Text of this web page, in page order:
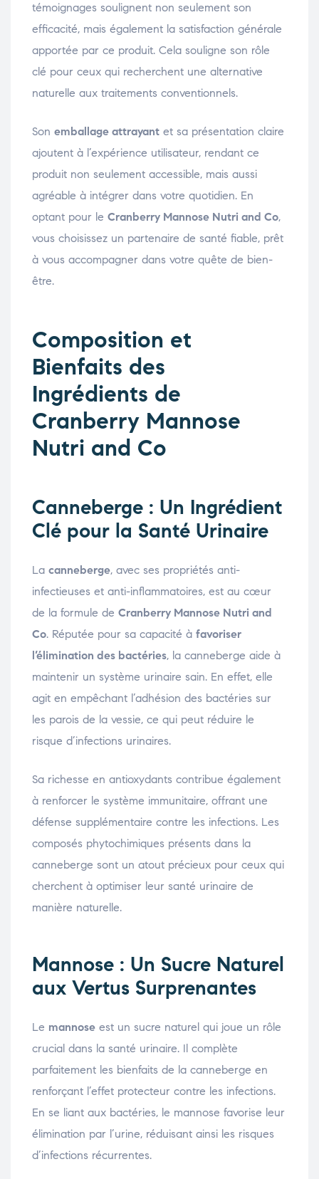
témoignages soulignent non seulement son
efficacité, mais également la satisfaction générale
apportée par ce produit. Cela souligne son rôle
clé pour ceux qui recherchent une alternative
naturelle aux traitements conventionnels.
Son emballage attrayant et sa présentation claire
ajoutent à l’expérience utilisateur, rendant ce
produit non seulement accessible, mais aussi
agréable à intégrer dans votre quotidien. En
optant pour le Cranberry Mannose Nutri and Co,
vous choisissez un partenaire de santé fiable, prêt
à vous accompagner dans votre quête de bien-
être.
Composition et
Bienfaits des
Ingrédients de
Cranberry Mannose
Nutri and Co
Canneberge : Un Ingrédient
Clé pour la Santé Urinaire
La canneberge, avec ses propriétés anti-
infectieuses et anti-inflammatoires, est au cœur
de la formule de Cranberry Mannose Nutri and
Co. Réputée pour sa capacité à favoriser
l’élimination des bactéries, la canneberge aide à
maintenir un système urinaire sain. En effet, elle
agit en empêchant l’adhésion des bactéries sur
les parois de la vessie, ce qui peut réduire le
risque d’infections urinaires.
Sa richesse en antioxydants contribue également
à renforcer le système immunitaire, offrant une
défense supplémentaire contre les infections. Les
composés phytochimiques présents dans la
canneberge sont un atout précieux pour ceux qui
cherchent à optimiser leur santé urinaire de
manière naturelle.
Mannose : Un Sucre Naturel
aux Vertus Surprenantes
Le mannose est un sucre naturel qui joue un rôle
crucial dans la santé urinaire. Il complète
parfaitement les bienfaits de la canneberge en
renforçant l’effet protecteur contre les infections.
En se liant aux bactéries, le mannose favorise leur
élimination par l’urine, réduisant ainsi les risques
d’infections récurrentes.